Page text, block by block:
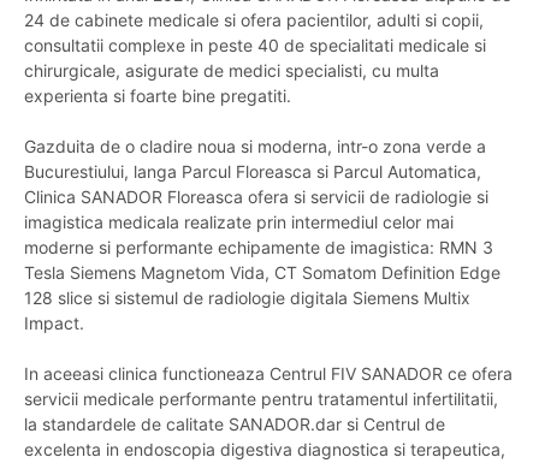
24 de cabinete medicale si ofera pacientilor, adulti si copii,
consultatii complexe in peste 40 de specialitati medicale si
chirurgicale, asigurate de medici specialisti, cu multa
experienta si foarte bine pregatiti.
Gazduita de o cladire noua si moderna, intr-o zona verde a
Bucurestiului, langa Parcul Floreasca si Parcul Automatica,
Clinica SANADOR Floreasca ofera si servicii de radiologie si
imagistica medicala realizate prin intermediul celor mai
moderne si performante echipamente de imagistica: RMN 3
Tesla Siemens Magnetom Vida, CT Somatom Definition Edge
128 slice si sistemul de radiologie digitala Siemens Multix
Impact.
In aceeasi clinica functioneaza Centrul FIV SANADOR ce ofera
servicii medicale performante pentru tratamentul infertilitatii,
la standardele de calitate SANADOR.dar si Centrul de
excelenta in endoscopia digestiva diagnostica si terapeutica,